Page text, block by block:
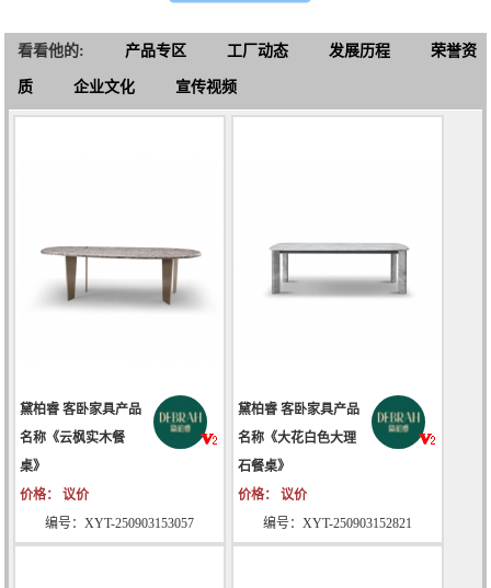
看看他的: 产品专区 工厂动态 发展历程 荣誉资
质 企业文化 宣传视频
黛柏睿 客卧家具产品
名称《云枫实木餐
桌》
价格： 议价
编号：XYT-250903153057
黛柏睿 客卧家具产品
名称《大花白色大理
石餐桌》
价格： 议价
编号：XYT-250903152821